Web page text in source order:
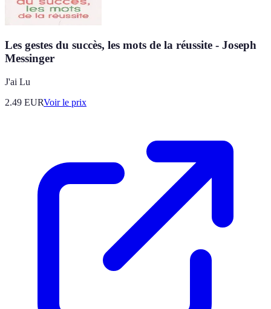
Les gestes du succès, les mots de la réussite - Joseph
Messinger
J'ai Lu
2.49 EURVoir le prix